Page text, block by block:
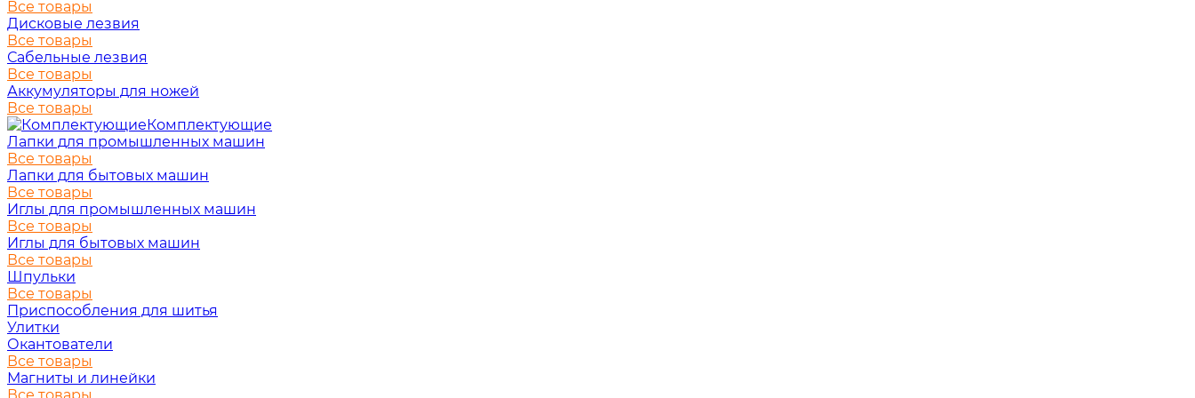
Все товары
Дисковые лезвия
Все товары
Сабельные лезвия
Все товары
Аккумуляторы для ножей
Все товары
Комплектующие
Лапки для промышленных машин
Все товары
Лапки для бытовых машин
Все товары
Иглы для промышленных машин
Все товары
Иглы для бытовых машин
Все товары
Шпульки
Все товары
Приспособления для шитья
Улитки
Окантователи
Все товары
Магниты и линейки